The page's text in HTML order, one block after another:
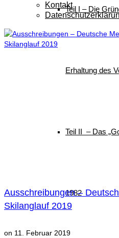
Teil I – Die
Erhaltung des
Teil II – Das
1982
Kontakt
Ausschreibungen –
Skilanglauf 2019
on 11. Februar 2019